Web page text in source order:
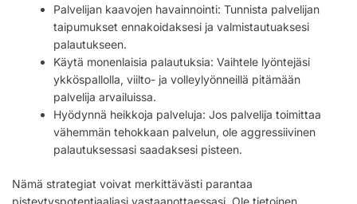
Palvelijan kaavojen havainnointi: Tunnista palvelijan
taipumukset ennakoidaksesi ja valmistautuaksesi
palautukseen.
Käytä monenlaisia palautuksia: Vaihtele lyöntejäsi
ykköspallolla, viilto- ja volleylyönneillä pitämään
palvelija arvailuissa.
Hyödynnä heikkoja palveluja: Jos palvelija toimittaa
vähemmän tehokkaan palvelun, ole aggressiivinen
palautuksessasi saadaksesi pisteen.
Nämä strategiat voivat merkittävästi parantaa